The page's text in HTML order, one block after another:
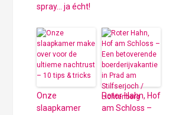
spray… ja écht!
Onze
slaapkamer
Roter Hahn, Hof
am Schloss –